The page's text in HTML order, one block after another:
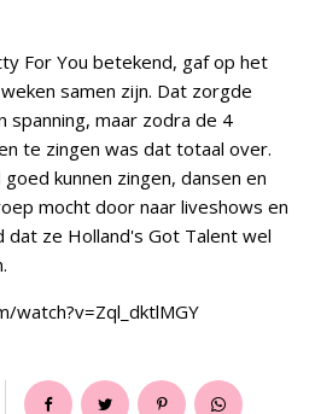
For You betekend, gaf op het
samen zijn. Dat zorgde
spanning, maar zodra de 4
te zingen was dat totaal over.
kunnen zingen, dansen en
mocht door naar liveshows en
ze Holland's Got Talent wel
watch?v=Zql_dktlMGY